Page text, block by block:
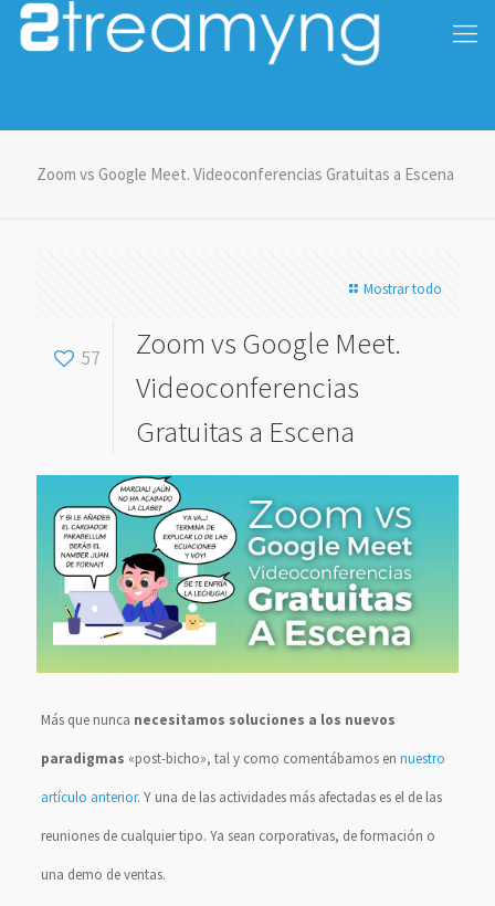
Zoom vs Google Meet. Videoconferencias Gratuitas a Escena
Mostrar todo
57
Zoom vs Google Meet.
Videoconferencias
Gratuitas a Escena
Más que nunca necesitamos soluciones a los nuevos
paradigmas «post-bicho», tal y como comentábamos en nuestro
artículo anterior. Y una de las actividades más afectadas es el de las
reuniones de cualquier tipo. Ya sean corporativas, de formación o
una demo de ventas.